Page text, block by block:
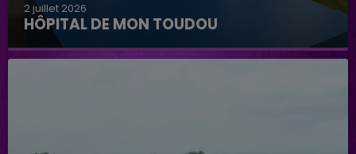
2 juillet 2026
HÔPITAL DE MON TOUDOU
Hôpital de mon Toudou